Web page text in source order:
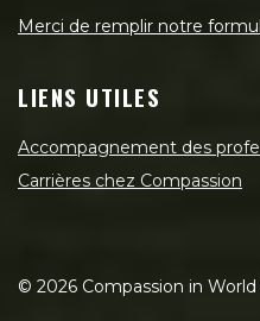
Merci de remplir notre
LIENS UTILES
Accompagnement des
Carrières chez Compassion
© 2026 Compassion in